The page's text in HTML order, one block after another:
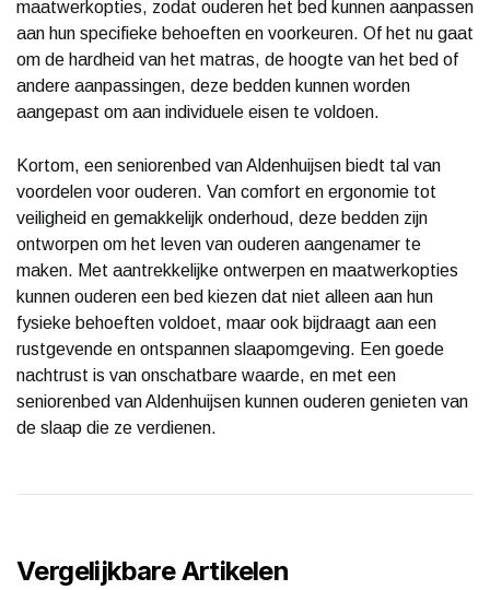
maatwerkopties, zodat ouderen het bed kunnen aanpassen
aan hun specifieke behoeften en voorkeuren. Of het nu gaat
om de hardheid van het matras, de hoogte van het bed of
andere aanpassingen, deze bedden kunnen worden
aangepast om aan individuele eisen te voldoen.
Kortom, een seniorenbed van Aldenhuijsen biedt tal van
voordelen voor ouderen. Van comfort en ergonomie tot
veiligheid en gemakkelijk onderhoud, deze bedden zijn
ontworpen om het leven van ouderen aangenamer te
maken. Met aantrekkelijke ontwerpen en maatwerkopties
kunnen ouderen een bed kiezen dat niet alleen aan hun
fysieke behoeften voldoet, maar ook bijdraagt aan een
rustgevende en ontspannen slaapomgeving. Een goede
nachtrust is van onschatbare waarde, en met een
seniorenbed van Aldenhuijsen kunnen ouderen genieten van
de slaap die ze verdienen.
Vergelijkbare Artikelen